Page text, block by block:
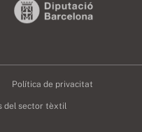
Política de privacitat
del sector tèxtil